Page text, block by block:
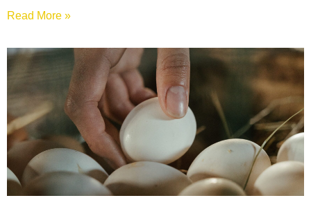
Read More »